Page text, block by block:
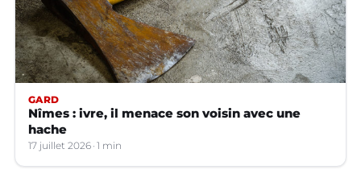
GARD
Nîmes : ivre, il menace son voisin avec une
hache
17 juillet 2026 1 min